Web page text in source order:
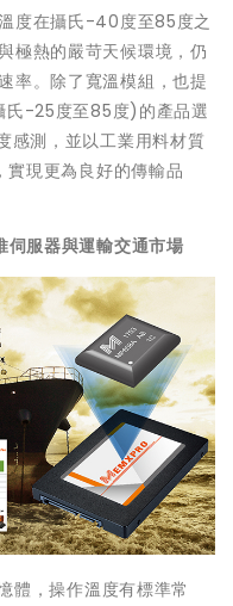
度在攝氏-40度至85度之
極熱的嚴苛天候環境，仍
率。除了寬溫模組，也提
氏-25度至85度)的產品選
感測，並以工業用料材質
現更為良好的傳輸品
伺服器與運輸交通市場
體，操作溫度有標準常